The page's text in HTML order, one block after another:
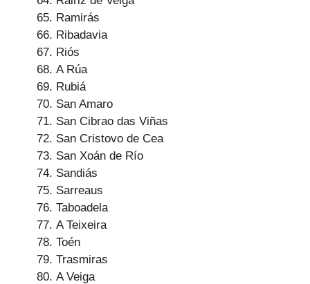
Ramirás
Ribadavia
Riós
A Rúa
Rubiá
San Amaro
San Cibrao das Viñas
San Cristovo de Cea
San Xoán de Río
Sandiás
Sarreaus
Taboadela
A Teixeira
Toén
Trasmiras
A Veiga